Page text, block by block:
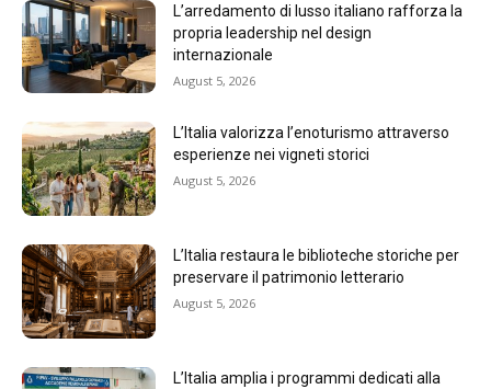
L’arredamento di lusso italiano rafforza la
propria leadership nel design
internazionale
August 5, 2026
L’Italia valorizza l’enoturismo attraverso
esperienze nei vigneti storici
August 5, 2026
L’Italia restaura le biblioteche storiche per
preservare il patrimonio letterario
August 5, 2026
L’Italia amplia i programmi dedicati alla